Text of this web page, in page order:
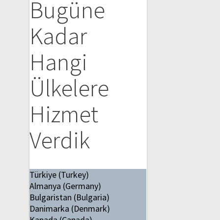
Bugüne
Kadar
Hangi
Ülkelere
Hizmet
Verdik
Türkiye (Turkey)
Almanya (Germany)
Bulgaristan (Bulgaria)
Danimarka (Denmark)